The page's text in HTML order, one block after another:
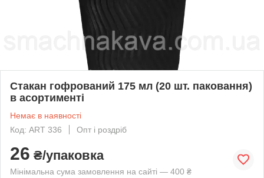
Стакан гофрований 175 мл (20 шт. паковання)
в асортименті
Немає в наявності
Код: ART 336
Опт і роздріб
26 ₴/упаковка
Мінімальна сума замовлення на сайті — 400 ₴